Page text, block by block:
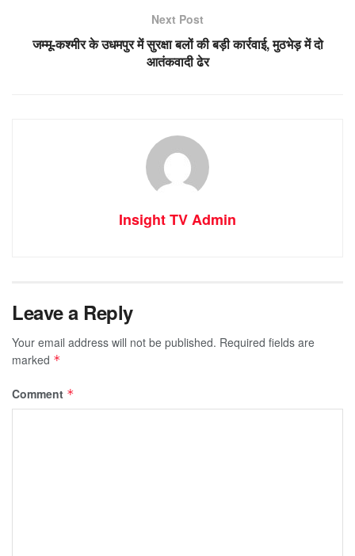
Next Post
जम्मू-कश्मीर के उधमपुर में सुरक्षा बलों की बड़ी कार्रवाई, मुठभेड़ में दो
आतंकवादी ढेर
Insight TV Admin
Leave a Reply
Your email address will not be published. Required fields are
marked *
Comment *